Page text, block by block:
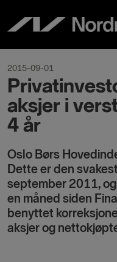
innehåll
2015-09-01
aksjer i
4 år
Oslo Børs
Dette er den
september 2011,
en måned siden
benyttet
aksjer og